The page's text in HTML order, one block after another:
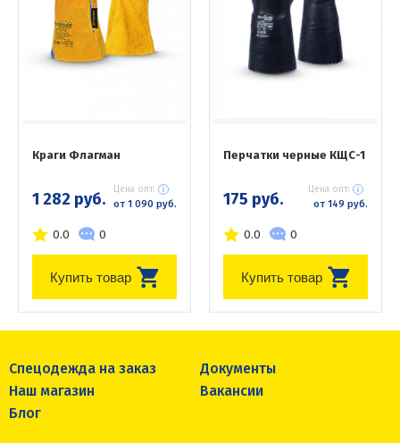
Краги Флагман
1 282 руб. Цена опт:
от 1 090 руб.
0.0 0
Купить товар
Перчатки черные КЩС-1
175 руб. Цена опт:
от 149 руб.
0.0 0
Купить товар
Спецодежда на заказ
Документы
Наш магазин
Вакансии
Блог